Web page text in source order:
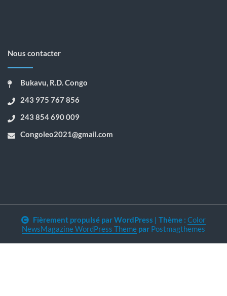
Nous contacter
Bukavu, R.D. Congo
243 975 767 856
243 854 690 009
Congoleo2021@gmail.com
Fièrement propulsé par WordPress | Thème : Color
NewsMagazine WordPress Theme par Postmagthemes